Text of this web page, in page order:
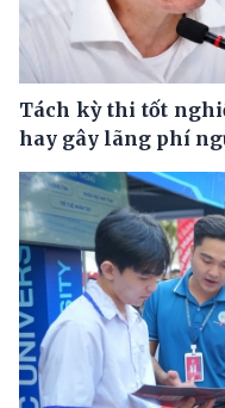
Tách kỳ thi tốt
hay gây lãng phí